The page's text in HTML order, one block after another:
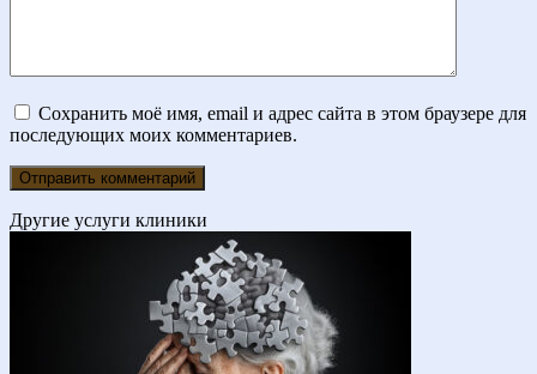
Сохранить моё имя, email и адрес сайта в этом браузере для
последующих моих комментариев.
Другие услуги клиники